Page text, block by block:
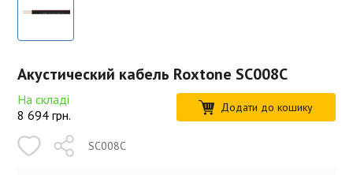
Акустический кабель Roxtone SC008C
На складі
8 694 грн. Додати до кошику
SC008C